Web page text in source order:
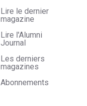
Lire le dernier
magazine
Lire l'Alumni
Journal
Les derniers
magazines
Abonnements